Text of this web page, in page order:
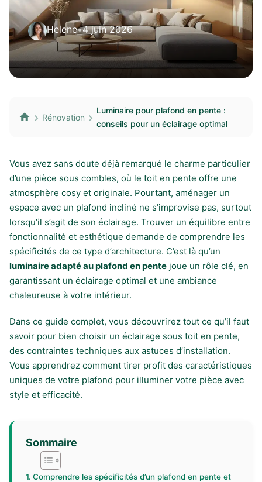
Helene•4 juin 2026
Rénovation
Luminaire pour plafond en pente :
conseils pour un éclairage optimal
Vous avez sans doute déjà remarqué le charme particulier
d’une pièce sous combles, où le toit en pente offre une
atmosphère cosy et originale. Pourtant, aménager un
espace avec un plafond incliné ne s’improvise pas, surtout
lorsqu’il s’agit de son éclairage. Trouver un équilibre entre
fonctionnalité et esthétique demande de comprendre les
spécificités de ce type d’architecture. C’est là qu’un
luminaire adapté au plafond en pente joue un rôle clé, en
garantissant un éclairage optimal et une ambiance
chaleureuse à votre intérieur.
Dans ce guide complet, vous découvrirez tout ce qu’il faut
savoir pour bien choisir un éclairage sous toit en pente,
des contraintes techniques aux astuces d’installation.
Vous apprendrez comment tirer profit des caractéristiques
uniques de votre plafond pour illuminer votre pièce avec
style et efficacité.
Sommaire
Comprendre les spécificités d’un plafond en pente et